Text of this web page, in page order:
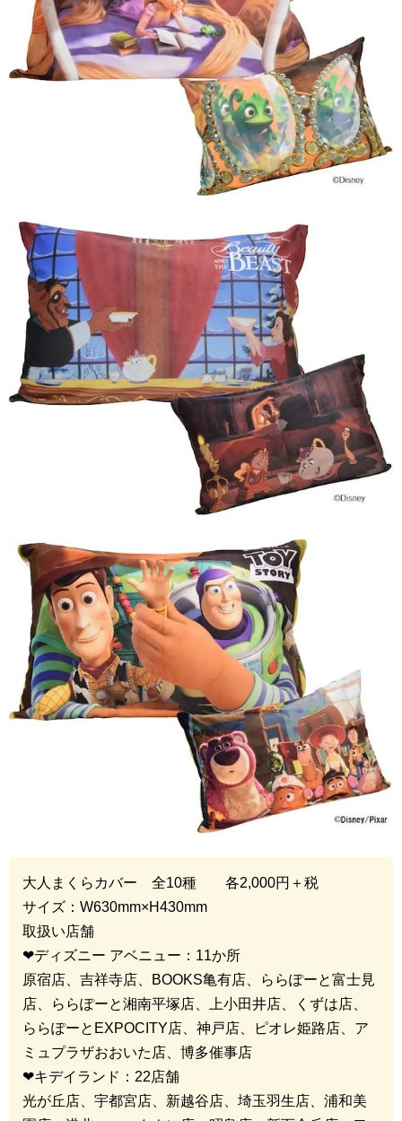
大人まくらカバー 全10種 各2,000円＋税
サイズ： W630mm×H430mm
取扱い店舗
❤︎ディズニー アベニュー： 11か所
原宿店、吉祥寺店、
BOOKS亀有店、ららぽーと富士見
店、ららぽーと湘南平塚店、上小田井店、くずは店、
ららぽーと EXPOCITY店、神戸店、ピオレ姫路店、ア
ミュプラザおおいた店、博多催事店
❤︎キデイランド： 22店舗
光が丘店、宇都宮店、新越谷店、埼玉羽生店、浦和美